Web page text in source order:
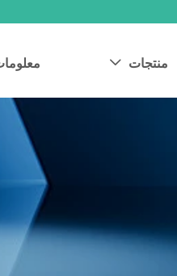
منتجات 